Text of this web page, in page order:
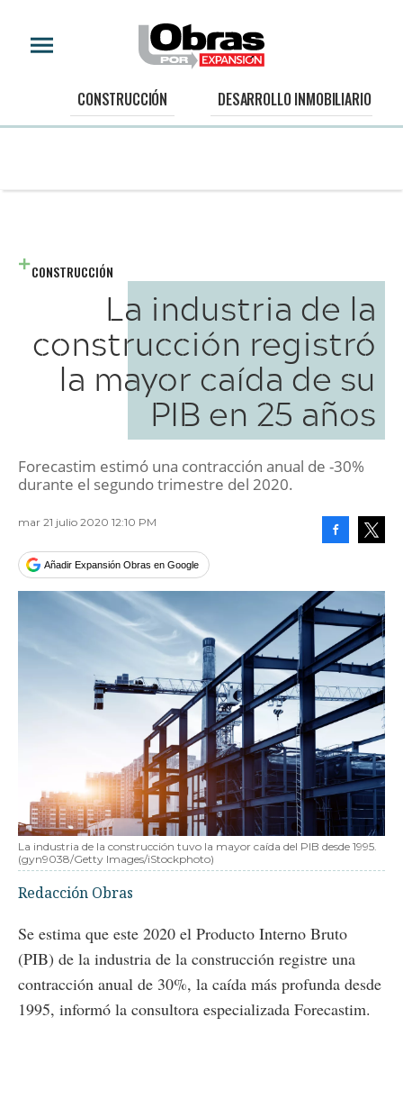
CONSTRUCCIÓN DESARROLLO INMOBILIARIO
CONSTRUCCIÓN
La industria de la
construcción registró
la mayor caída de su
PIB en 25 años
Forecastim estimó una contracción anual de -30%
durante el segundo trimestre del 2020.
mar 21 julio 2020 12:10 PM
Añadir Expansión Obras en Google
La industria de la construcción tuvo la mayor caída del PIB desde 1995.
(gyn9038/Getty Images/iStockphoto)
Redacción Obras
Se estima que este 2020 el Producto Interno Bruto
(PIB) de la industria de la construcción registre una
contracción anual de 30%, la caída más profunda desde
1995, informó la consultora especializada Forecastim.